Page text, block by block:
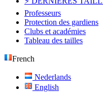
Professeurs
Protection des gardiens
Clubs et académies
Tableau des tailles
French
Nederlands
English